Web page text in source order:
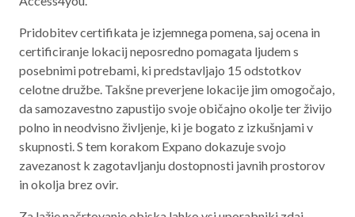
O NAS
NAŠE STORITVE
REGIJA
Pridobitev certifikata je izjemnega pomena, saj ocena in
certificiranje lokacij neposredno pomagata ljudem s
posebnimi potrebami, ki predstavljajo 15 odstotkov
celotne družbe. Takšne preverjene lokacije jim omogočajo,
da samozavestno zapustijo svoje običajno okolje ter živijo
polno in neodvisno življenje, ki je bogato z izkušnjami v
skupnosti. S tem korakom Expano dokazuje svojo
zavezanost k zagotavljanju dostopnosti javnih prostorov
in okolja brez ovir.